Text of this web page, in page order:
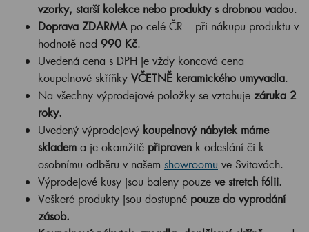
vzorky, starší kolekce nebo produkty s drobnou vadou.
Doprava ZDARMApo celé ČR – při nákupu produktu v
hodnotě nad 990 Kč.
Uvedená cena s DPH je vždy koncová cena
koupelnové skříňky VČETNĚ keramického umyvadla.
Na všechny výprodejové položky se vztahuje záruka 2
roky.
Uvedený výprodejový koupelnový nábytek máme
skladem a je okamžitě připraven k odeslání či k
osobnímu odběru v našem showroomu ve Svitavách.
Výprodejové kusy jsou baleny pouze ve stretch fólii.
Veškeré produkty jsou dostupné pouze do vyprodání
zásob.